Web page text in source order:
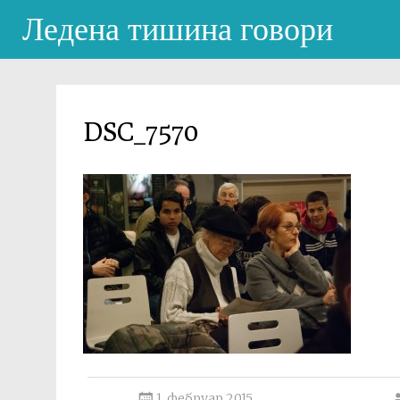
Ледена тишина говори
DSC_7570